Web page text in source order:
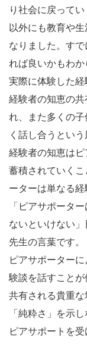
り社会に戻って
以外にも教育や
なりました。す
れば良いかもわ
実際に体験した経
経験者の知恵の
れ、また多くの
く話し合うとい
経験者の知恵は
蓄積されていく
ーターは単なる経
「ピアサポータ
ないといけない
先生の言葉です。
ピアサポーター
験談を話すこと
共有される貴重
「純粋さ」を示
ピアサポートを